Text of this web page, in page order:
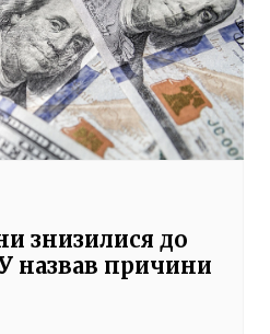
знизилися до
назвав причини